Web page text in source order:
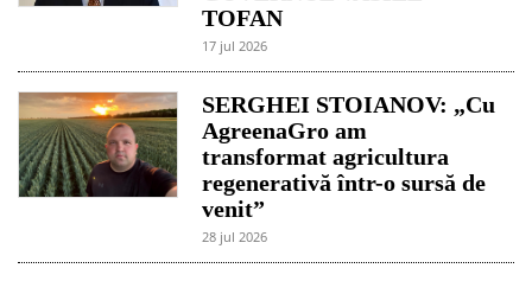
TOFAN
17 jul 2026
SERGHEI STOIANOV: „Cu
AgreenaGro am
transformat agricultura
regenerativă într-o sursă de
venit”
28 jul 2026